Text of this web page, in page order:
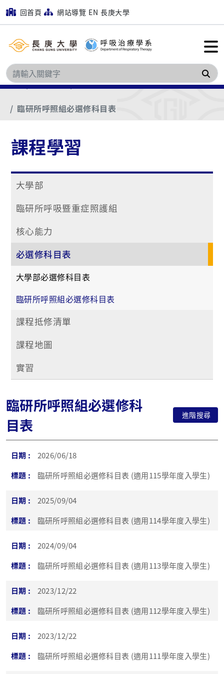
回首頁 網站導覽 EN 長庚大學
搜
首頁
課程學習
必選修科目表
臨研所呼照組必選修科目表
課程學習
大學部
臨研所呼吸暨重症照護組
核心能力
必選修科目表
大學部必選修科目表
臨研所呼照組必選修科目表
課程抵修清單
課程地圖
實習
臨研所呼照組必選修科
目表
進階搜尋
2026/06/18
臨研所呼照組必選修科目表 (適用115學年度入學生)
2025/09/04
臨研所呼照組必選修科目表 (適用114學年度入學生)
2024/09/04
臨研所呼照組必選修科目表 (適用113學年度入學生)
2023/12/22
臨研所呼照組必選修科目表 (適用112學年度入學生)
2023/12/22
臨研所呼照組必選修科目表 (適用111學年度入學生)